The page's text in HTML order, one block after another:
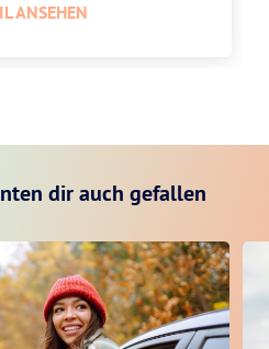
ANSEHEN
dir auch gefallen